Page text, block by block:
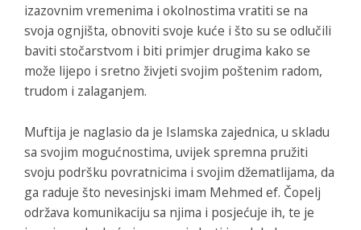
izazovnim vremenima i okolnostima vratiti se na
svoja ognjišta, obnoviti svoje kuće i što su se odlučili
baviti stočarstvom i biti primjer drugima kako se
može lijepo i sretno živjeti svojim poštenim radom,
trudom i zalaganjem.
Muftija je naglasio da je Islamska zajednica, u skladu
sa svojim mogućnostima, uvijek spremna pružiti
svoju podršku povratnicima i svojim džematlijama, da
ga raduje što nevesinjski imam Mehmed ef. Čopelj
održava komunikaciju sa njima i posjećuje ih, te je